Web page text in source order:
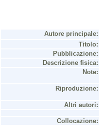
Autore principale:
Titolo:
Pubblicazione:
Descrizione fisica:
Note:
Riproduzione:
Altri autori:
Collocazione: